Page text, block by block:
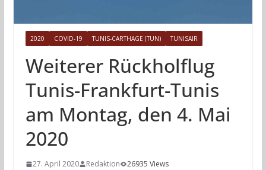
2020 COVID-19 TUNIS-CARTHAGE (TUN) TUNISAIR
Weiterer Rückholflug
Tunis-Frankfurt-Tunis
am Montag, den 4. Mai
2020
27. April 2020 Redaktion
26935 Views